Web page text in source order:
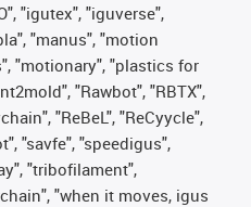
"igutex", "iguverse",
"manus", "motion
"motionary", "plastics for
"Rawbot", "RBTX",
"ReBeL", "ReCyycle",
"savfe", "speedigus",
"tribofilament",
"when it moves, igus